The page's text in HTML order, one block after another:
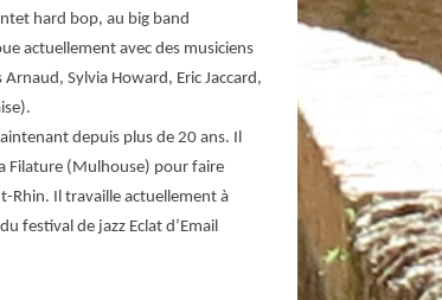
hard bop, au big band
actuellement avec des musiciens
Sylvia Howard, Eric Jaccard,
depuis plus de 20 ans. Il
Filature (Mulhouse) pour faire
Rhin. Il travaille actuellement à
festival de jazz Eclat d’Email